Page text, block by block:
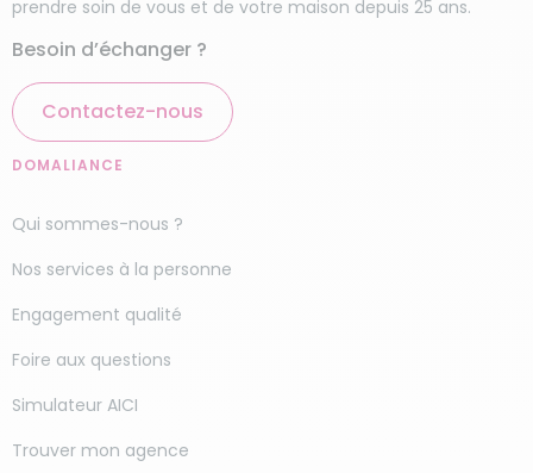
prendre soin de vous et de votre maison depuis 25 ans.
Besoin d’échanger ?
Contactez-nous
DOMALIANCE
Qui sommes-nous ?
Nos services à la personne
Engagement qualité
Foire aux questions
Simulateur AICI
Trouver mon agence